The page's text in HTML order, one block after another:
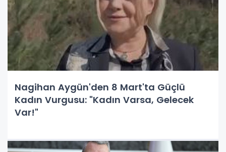
Nagihan Aygün'den 8 Mart'ta Güçlü
Kadın Vurgusu: "Kadın Varsa, Gelecek
Var!"